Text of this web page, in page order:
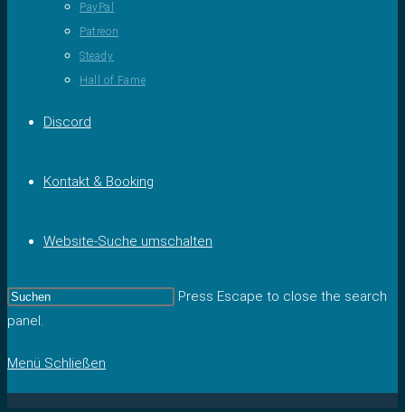
PayPal
Patreon
Steady
Hall of Fame
Discord
Kontakt & Booking
Website-Suche umschalten
Press Escape to close the search
panel.
Menü Schließen